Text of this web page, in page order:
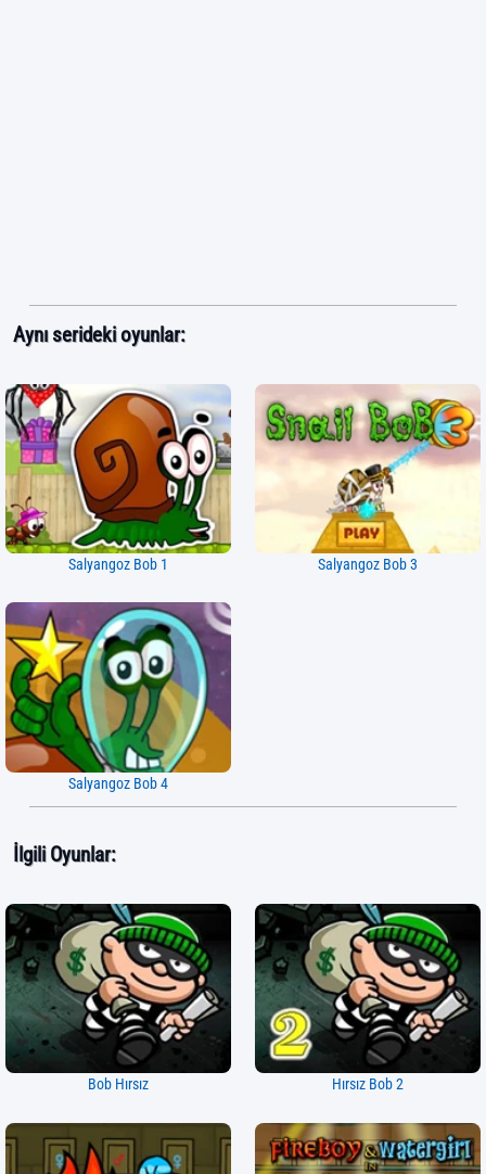
Aynı serideki oyunlar:
Salyangoz Bob 1 Salyangoz Bob 3
Salyangoz Bob 4
İlgili Oyunlar:
Bob Hırsız Hırsız Bob 2